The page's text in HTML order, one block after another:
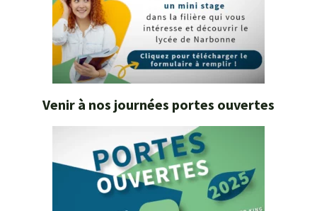
Venir à nos journées portes ouvertes